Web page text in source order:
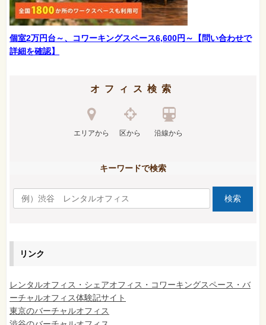
個室2万円台～、コワーキングスペース6,600円～【問い合わせで
詳細を確認】
オフィス検索
エリアから 区から 沿線から
キーワードで検索
リンク
レンタルオフィス・シェアオフィス・コワーキングスペース・バ
ーチャルオフィス体験記サイト
東京のバーチャルオフィス